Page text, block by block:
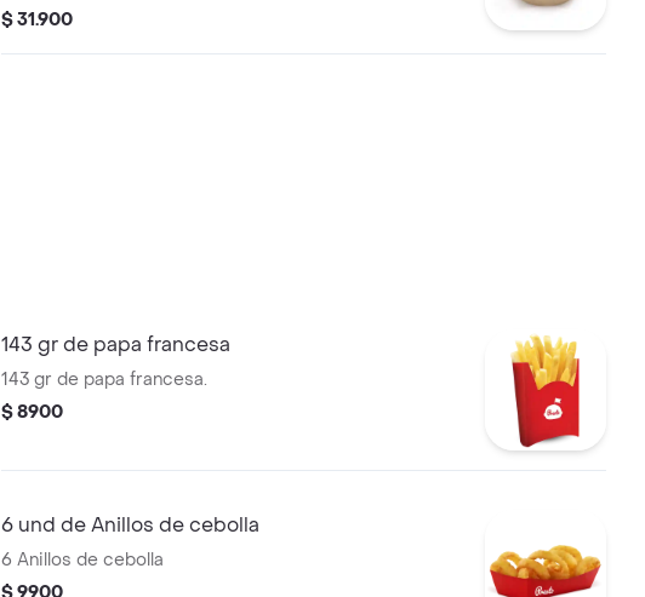
queso mozzarella, champiñones
$ 31.900
143 gr de papa francesa
143 gr de papa francesa.
$ 8900
6 und de Anillos de cebolla
6 Anillos de cebolla